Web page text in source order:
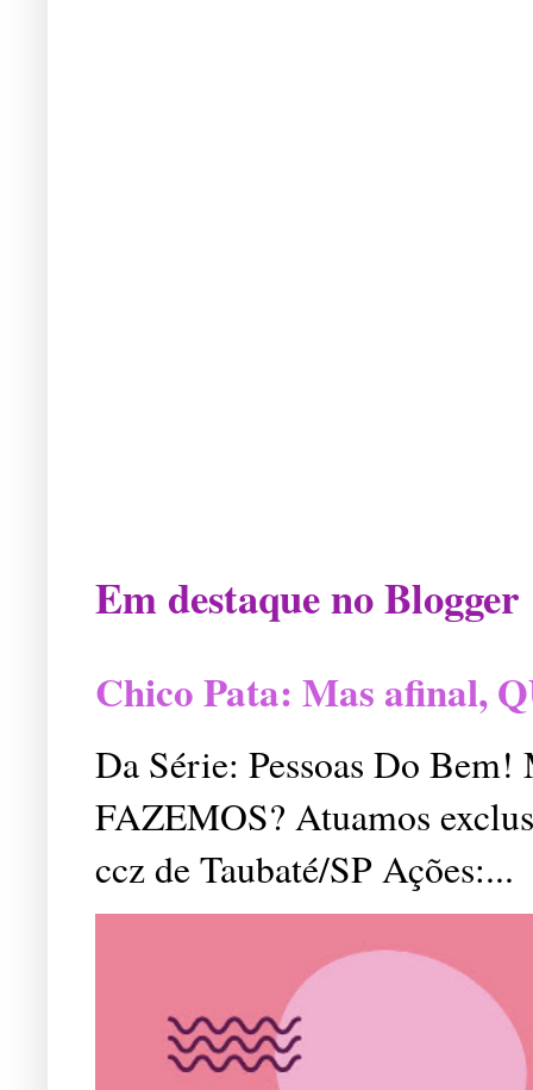
Em destaque no Blogger
Chico Pata: Mas afinal,
Da Série: Pessoas Do
FAZEMOS? Atuamos
ccz de Taubaté/SP Ações:...